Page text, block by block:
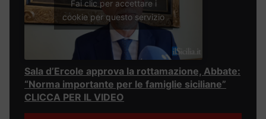
Fai clic per accettare i
cookie per questo servizio
Sala d’Ercole approva la rottamazione, Abbate:
“Norma importante per le famiglie siciliane”
CLICCA PER IL VIDEO